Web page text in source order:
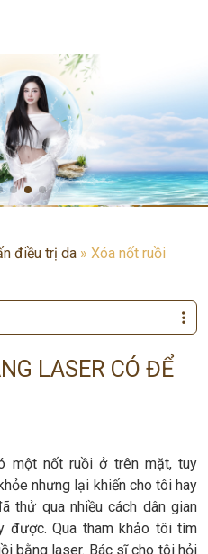
điều trị da » Xóa nốt ruồi
LASER CÓ ĐỂ
một nốt ruồi ở trên mặt, tuy
nhưng lại khiến cho tôi hay
thử qua nhiều cách dân gian
được. Qua tham khảo tôi tìm
bằng laser. Bác sĩ cho tôi hỏi